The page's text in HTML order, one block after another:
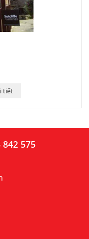
tiết
842 575